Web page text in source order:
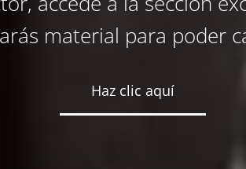
material para poder
Haz clic aquí